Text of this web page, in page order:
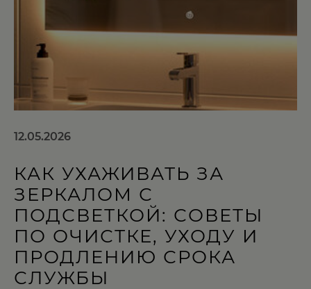
12.05.2026
КАК УХАЖИВАТЬ ЗА
ЗЕРКАЛОМ С
ПОДСВЕТКОЙ: СОВЕТЫ
ПО ОЧИСТКЕ, УХОДУ И
ПРОДЛЕНИЮ СРОКА
СЛУЖБЫ